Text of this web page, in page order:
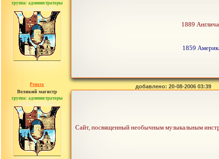
группа: администраторы
сообщений: 30442
1889
1859
Рената
Великий магистр
группа: администраторы
сообщений: 30442
добавлено: 20-08-2006 03:39
Сайт, посвященный необычным музыкальным